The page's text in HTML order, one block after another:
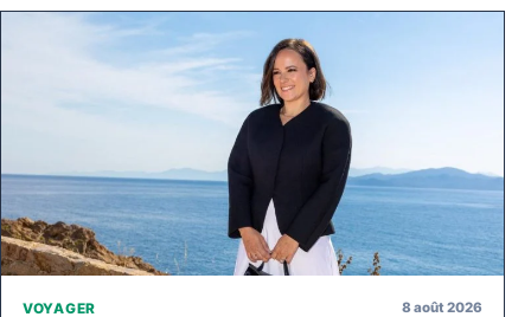
VOYAGER 8 août 2026